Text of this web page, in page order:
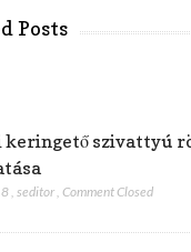
Posts
keringető szivattyú
seditor Comment Closed